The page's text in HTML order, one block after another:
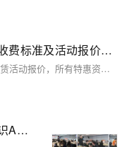
阿里云服务器租赁费用：新版租赁收费标准及活动报价参考
本文更新了2026年阿里云全系列云服务器租赁活动报价，所有特惠资源均可前往阿里云活动中心选购，整体覆盖从个人入门到企业级高性能场景的全梯度需求。其中轻量应用服务器主打极致性价比，2核2G峰值200M带宽配置每日10点、15点限时抢购价仅38元/年，2核4G配置379元/年起；高性价比的经济型e实例、通用算力型u2i实例覆盖2核4G至4核32G全档位，适配开发测试与中小型企业业务；搭载英特尔至强6处理器的第九代c9i企业级实例算力较上代提升20%，支撑高并发生产环境，不同实例规格价差清晰，用户可根据自身业务负载与预算灵活选型。
阿里云联动百位企业安全专家，共识Agent防御最佳实践